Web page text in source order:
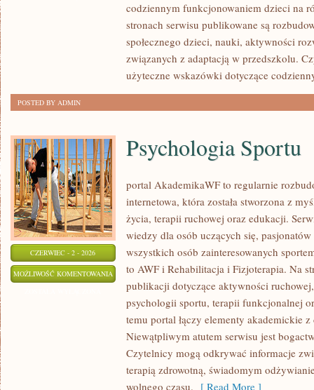
ŻLOBKIcodziennym funkcjonowaniem dzieci na
stronach serwisu publikowane są
społecznego dzieci, nauki, aktywności
związanych z adaptacją w przedszkolu.
użyteczne wskazówki dotyczące
POSTED BY ADMIN
CZERWIEC - 2 - 2026
MOŻLIWOŚĆ KOMENTOWANIA PSYCHOLOGIA
SPORTU
Psychologia Sportu
portal AkademikaWF to regularnie
internetowa, która została stworzona z
życia, terapii ruchowej oraz edukacji.
wiedzy dla osób uczących się,
wszystkich osób zainteresowanych
to AWF i Rehabilitacja i Fizjoterapia. Na
publikacji dotyczące aktywności
psychologii sportu, terapii funkcjonalnej
temu portal łączy elementy akademickie
Niewątpliwym atutem serwisu jest
Czytelnicy mogą odkrywać informacje
terapią zdrowotną, świadomym
wolnego czasu. [ Read More ]